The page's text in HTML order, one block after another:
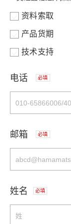
资料索取
产品货期
技术支持
电话 必填
邮箱 必填
姓名 必填